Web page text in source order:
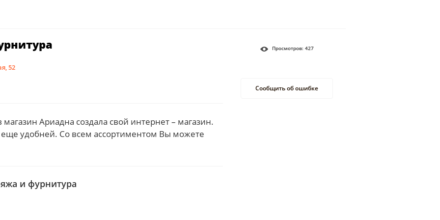
52
Ариадна создала свой интернет – магазин.
еще удобней. Со всем ассортиментом Вы можете
и фурнитура
Просмотров: 427
Сообщить об ошибке